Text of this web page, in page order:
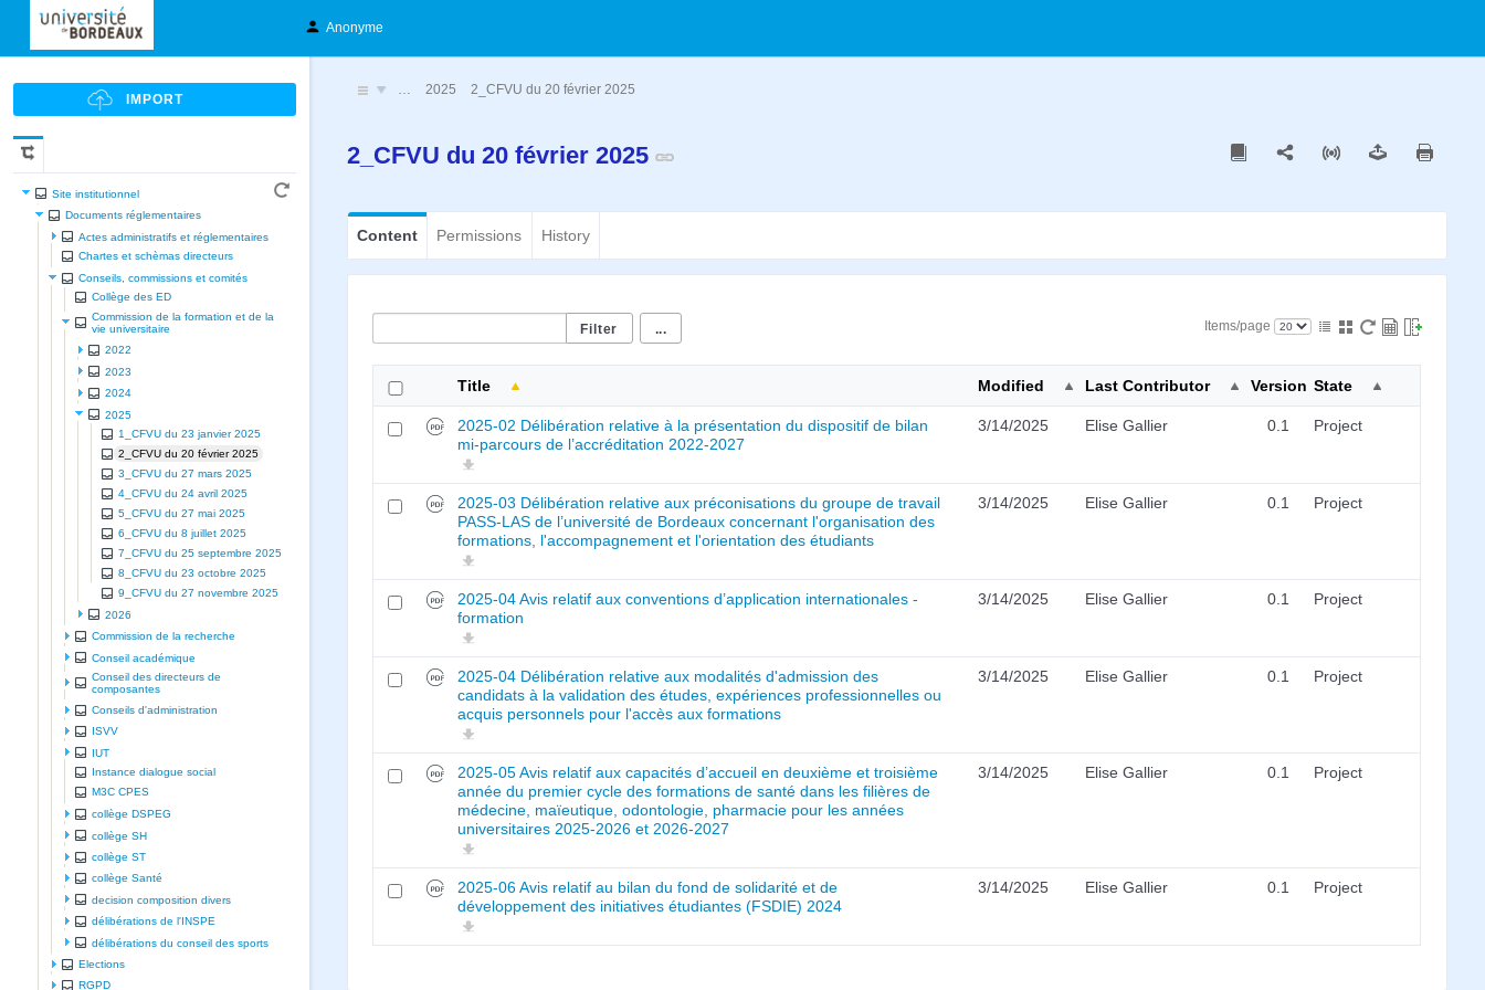
Anonyme
Site institutionnel
Documents réglementaires
Actes administratifs et réglementaires
Chartes et schèmas directeurs
Conseils, commissions et comités
Collège des ED
Commission de la formation et de la
vie universitaire
2022
2023
2024
2025
1_CFVU du 23 janvier 2025
2_CFVU du 20 février 2025
3_CFVU du 27 mars 2025
4_CFVU du 24 avril 2025
5_CFVU du 27 mai 2025
6_CFVU du 8 juillet 2025
7_CFVU du 25 septembre 2025
8_CFVU du 23 octobre 2025
9_CFVU du 27 novembre 2025
2026
Commission de la recherche
Conseil académique
Conseil des directeurs de
composantes
Conseils d'administration
ISVV
IUT
Instance dialogue social
M3C CPES
collège DSPEG
collège SH
collège ST
collège Santé
decision composition divers
délibérations de l'INSPE
délibérations du conseil des sports
Elections
RGPD
… 2025 2_CFVU du 20 février 2025
2_CFVU du 20 février 2025
Content Permissions History
... Items/page
Title Modified Last Contributor Version State
2025-02 Délibération relative à la présentation du dispositif de bilan
mi-parcours de l’accréditation 2022-2027
3/14/2025 Elise Gallier 0.1 Project
2025-03 Délibération relative aux préconisations du groupe de travail
PASS-LAS de l’université de Bordeaux concernant l'organisation des
formations, l'accompagnement et l'orientation des étudiants
3/14/2025 Elise Gallier 0.1 Project
2025-04 Avis relatif aux conventions d’application internationales -
formation
3/14/2025 Elise Gallier 0.1 Project
2025-04 Délibération relative aux modalités d'admission des
candidats à la validation des études, expériences professionnelles ou
acquis personnels pour l'accès aux formations
3/14/2025 Elise Gallier 0.1 Project
2025-05 Avis relatif aux capacités d’accueil en deuxième et troisième
année du premier cycle des formations de santé dans les filières de
médecine, maïeutique, odontologie, pharmacie pour les années
universitaires 2025-2026 et 2026-2027
3/14/2025 Elise Gallier 0.1 Project
2025-06 Avis relatif au bilan du fond de solidarité et de
développement des initiatives étudiantes (FSDIE) 2024
3/14/2025 Elise Gallier 0.1 Project